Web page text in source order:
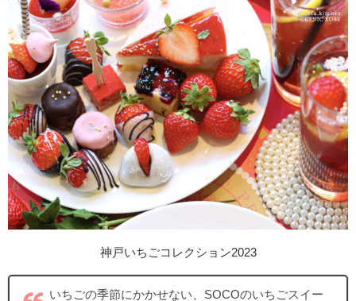
神戸いちごコレクション2023
いちごの季節にかかせない、SOCOのいちごスイー